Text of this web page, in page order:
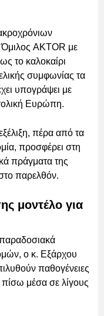
AKTOR με
το καλοκαίρι
συμφωνίας τα
υπογράψει με
Ευρώπη.
πέρα από τα
προσφέρει στη
πράγματα της
παρελθόν.
μοντέλο για
ο κ. Εξάρχου
παθογένειες
πίσω μέσα σε λίγους